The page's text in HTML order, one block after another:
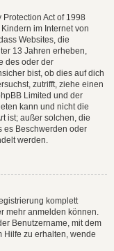
Act of 1998
im Internet von
Websites, die
13 Jahren erheben,
des oder der
bist, ob dies auf dich
zutrifft, ziehe einen
Limited und der
kann und nicht die
ist; außer solchen, die
es Beschwerden oder
werden.
komplett
mehr anmelden können.
Benutzername, mit dem
Hilfe zu erhalten, wende